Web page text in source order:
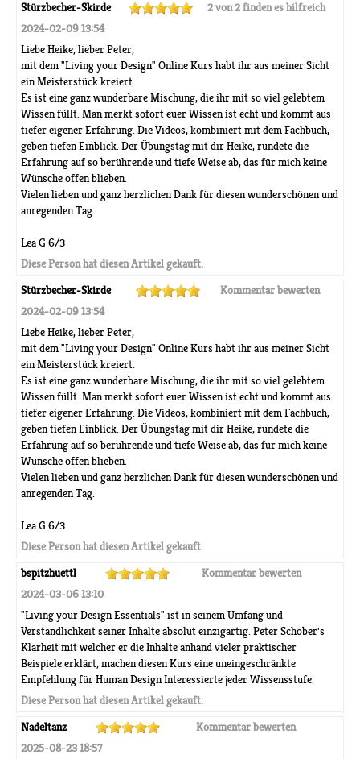
Stürzbecher-Skirde
2 von 2 finden es hilfreich
2024-02-09 13:54
Liebe Heike, lieber Peter,
mit dem "Living your Design" Online Kurs habt ihr aus meiner Sicht
ein Meisterstück kreiert.
Es ist eine ganz wunderbare Mischung, die ihr mit so viel gelebtem
Wissen füllt. Man merkt sofort euer Wissen ist echt und kommt aus
tiefer eigener Erfahrung. Die Videos, kombiniert mit dem Fachbuch,
geben tiefen Einblick. Der Übungstag mit dir Heike, rundete die
Erfahrung auf so berührende und tiefe Weise ab, das für mich keine
Wünsche offen blieben.
Vielen lieben und ganz herzlichen Dank für diesen wunderschönen und
anregenden Tag.
Lea G 6/3
Diese Person hat diesen Artikel gekauft.
Stürzbecher-Skirde
Kommentar bewerten
2024-02-09 13:54
Liebe Heike, lieber Peter,
mit dem "Living your Design" Online Kurs habt ihr aus meiner Sicht
ein Meisterstück kreiert.
Es ist eine ganz wunderbare Mischung, die ihr mit so viel gelebtem
Wissen füllt. Man merkt sofort euer Wissen ist echt und kommt aus
tiefer eigener Erfahrung. Die Videos, kombiniert mit dem Fachbuch,
geben tiefen Einblick. Der Übungstag mit dir Heike, rundete die
Erfahrung auf so berührende und tiefe Weise ab, das für mich keine
Wünsche offen blieben.
Vielen lieben und ganz herzlichen Dank für diesen wunderschönen und
anregenden Tag.
Lea G 6/3
Diese Person hat diesen Artikel gekauft.
bspitzhuettl
Kommentar bewerten
2024-03-06 13:10
"Living your Design Essentials" ist in seinem Umfang und
Verständlichkeit seiner Inhalte absolut einzigartig. Peter Schöber's
Klarheit mit welcher er die Inhalte anhand vieler praktischer
Beispiele erklärt, machen diesen Kurs eine uneingeschränkte
Empfehlung für Human Design Interessierte jeder Wissensstufe.
Diese Person hat diesen Artikel gekauft.
Nadeltanz
Kommentar bewerten
2025-08-23 18:57